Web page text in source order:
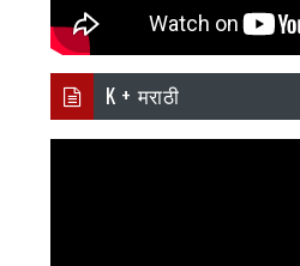
K + मराठी